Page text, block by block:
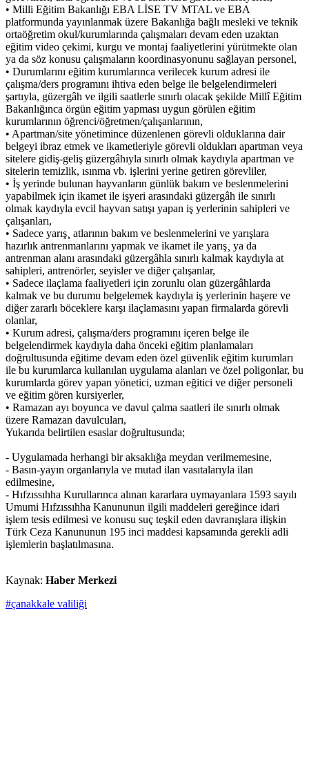
• Milli Eğitim Bakanlığı EBA LİSE TV MTAL ve EBA
platformunda yayınlanmak üzere Bakanlığa bağlı mesleki ve teknik
ortaöğretim okul/kurumlarında çalışmaları devam eden uzaktan
eğitim video çekimi, kurgu ve montaj faaliyetlerini yürütmekte olan
ya da söz konusu çalışmaların koordinasyonunu sağlayan personel,
• Durumlarını eğitim kurumlarınca verilecek kurum adresi ile
çalışma/ders programını ihtiva eden belge ile belgelendirmeleri
şartıyla, güzergâh ve ilgili saatlerle sınırlı olacak şekilde Millî Eğitim
Bakanlığınca örgün eğitim yapması uygun görülen eğitim
kurumlarının öğrenci/öğretmen/çalışanlarının,
• Apartman/site yönetimince düzenlenen görevli olduklarına dair
belgeyi ibraz etmek ve ikametleriyle görevli oldukları apartman veya
sitelere gidiş-geliş güzergâhıyla sınırlı olmak kaydıyla apartman ve
sitelerin temizlik, ısınma vb. işlerini yerine getiren görevliler,
• İş yerinde bulunan hayvanların günlük bakım ve beslenmelerini
yapabilmek için ikamet ile işyeri arasındaki güzergâh ile sınırlı
olmak kaydıyla evcil hayvan satışı yapan iş yerlerinin sahipleri ve
çalışanları,
• Sadece yarış¸ atlarının bakım ve beslenmelerini ve yarışlara
hazırlık antrenmanlarını yapmak ve ikamet ile yarış¸ ya da
antrenman alanı arasındaki güzergâhla sınırlı kalmak kaydıyla at
sahipleri, antrenörler, seyisler ve diğer çalışanlar,
• Sadece ilaçlama faaliyetleri için zorunlu olan güzergâhlarda
kalmak ve bu durumu belgelemek kaydıyla iş yerlerinin haşere ve
diğer zararlı böceklere karşı ilaçlamasını yapan firmalarda görevli
olanlar,
• Kurum adresi, çalışma/ders programını içeren belge ile
belgelendirmek kaydıyla daha önceki eğitim planlamaları
doğrultusunda eğitime devam eden özel güvenlik eğitim kurumları
ile bu kurumlarca kullanılan uygulama alanları ve özel poligonlar, bu
kurumlarda görev yapan yönetici, uzman eğitici ve diğer personeli
ve eğitim gören kursiyerler,
• Ramazan ayı boyunca ve davul çalma saatleri ile sınırlı olmak
üzere Ramazan davulcuları,
Yukarıda belirtilen esaslar doğrultusunda;
- Uygulamada herhangi bir aksaklığa meydan verilmemesine,
- Basın-yayın organlarıyla ve mutad ilan vasıtalarıyla ilan
edilmesine,
- Hıfzıssıhha Kurullarınca alınan kararlara uymayanlara 1593 sayılı
Umumi Hıfzıssıhha Kanununun ilgili maddeleri gereğince idari
işlem tesis edilmesi ve konusu suç teşkil eden davranışlara ilişkin
Türk Ceza Kanununun 195 inci maddesi kapsamında gerekli adli
işlemlerin başlatılmasına.
Kaynak: Haber Merkezi
#çanakkale valiliği